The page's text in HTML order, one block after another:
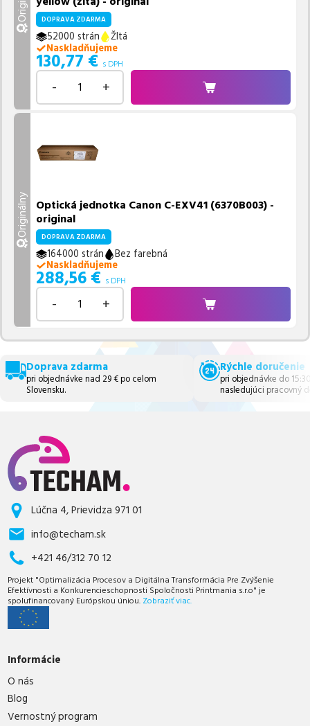
DOPRAVA ZDARMA
52000 strán
Žltá
Naskladňujeme
130,77 € s DPH
- +
Originálny Optická jednotka Canon C-EXV41 (6370B003) -
original
DOPRAVA ZDARMA
164000 strán
Bez farebná
Naskladňujeme
288,56 € s DPH
- +
Doprava zdarma
pri objednávke nad 29 € po celom
Slovensku.
Rýchle doručenie
pri objednávke do
nasledujúci pracovný
Lúčna 4, Prievidza 971 01
info@techam.sk
+421 46/312 70 12
Projekt "Optimalizácia Procesov a Digitálna Transformácia Pre Zvýšenie
Efektívnosti a Konkurencieschopnosti Spoločnosti Printmania s.r.o" je
spolufinancovaný Európskou úniou. Zobraziť viac.
Informácie
O nás
Blog
Vernostný program